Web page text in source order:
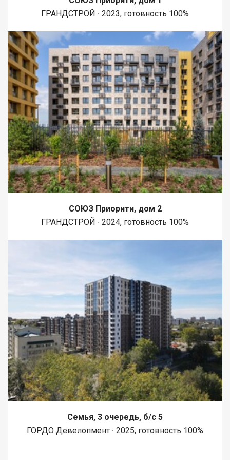
ГРАНДСТРОЙ ∙ 2023, готовность 100%
СОЮЗ Приорити, дом 2
ГРАНДСТРОЙ ∙ 2024, готовность 100%
Семья, 3 очередь, б/с 5
ГОРДО Девелопмент ∙ 2025, готовность 100%